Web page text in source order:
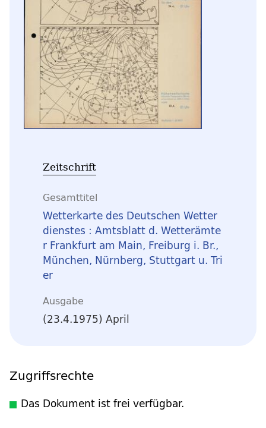
Zeitschrift
Gesamttitel
Wetterkarte des Deutschen Wetter
dienstes : Amtsblatt d. Wetterämte
r Frankfurt am Main, Freiburg i. Br.,
München, Nürnberg, Stuttgart u. Tri
er
Ausgabe
(23.4.1975) April
Zugriffsrechte
Das Dokument ist frei verfügbar.